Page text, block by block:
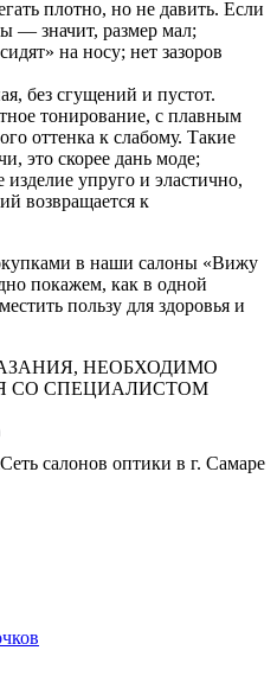
плотно, но не давить. Если
— значит, размер мал;
на носу; нет зазоров
без сгущений и пустот.
тонирование, с плавным
оттенка к слабому. Такие
это скорее дань моде;
упруго и эластично,
возвращается к
в наши салоны «Вижу
покажем, как в одной
пользу для здоровья и
НЕОБХОДИМО
СО СПЕЦИАЛИСТОМ
Сеть салонов оптики в г. Самаре